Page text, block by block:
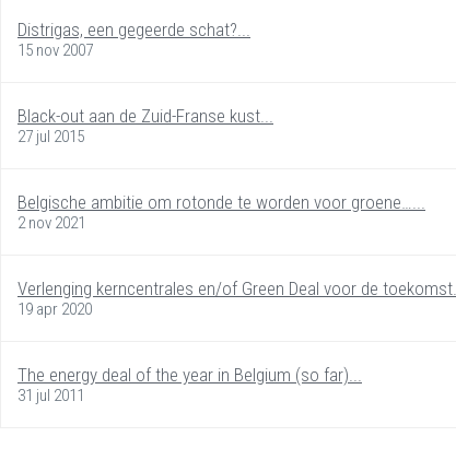
Distrigas, een gegeerde schat?...
15 nov 2007
Black-out aan de Zuid-Franse kust...
27 jul 2015
Belgische ambitie om rotonde te worden voor groene…...
2 nov 2021
Verlenging kerncentrales en/of Green Deal voor de toekomst...
19 apr 2020
The energy deal of the year in Belgium (so far)...
31 jul 2011